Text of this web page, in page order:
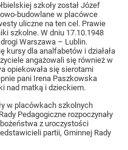
szkoły został Józef
budowlane w placówce
uliczne na ten cel. Prawie
szkolne. W dniu 17.10.1948
Warszawa – Lublin.
kursy dla analfabetów i działała
angażowali się również w
opiekowała się sierotami
pani Irena Paszkowska
nad matką i dzieckiem.
w placówkach szkolnych
Pedagogiczne rozpoczynały
z uroczystości
partii, Gminnej Rady